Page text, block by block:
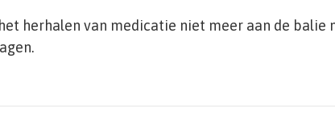
herhalen van medicatie niet meer aan de balie